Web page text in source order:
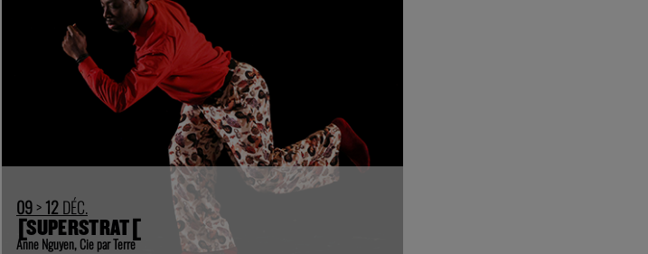
09>12DÉC.
[SUPERSTRAT[
Anne Nguyen, Cie par Terre